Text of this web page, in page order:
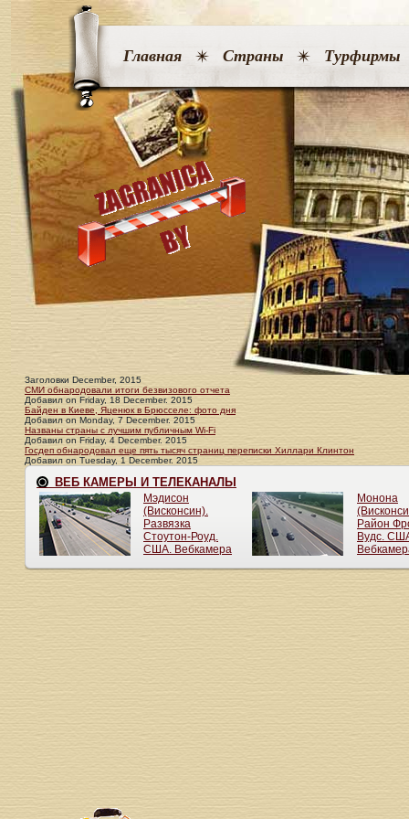
Главная Страны Турфирмы
Заголовки December, 2015
СМИ обнародовали итоги безвизового отчета
Добавил on Friday, 18 December. 2015
Байден в Киеве, Яценюк в Брюсселе: фото дня
Добавил on Monday, 7 December. 2015
Названы страны с лучшим публичным Wi-Fi
Добавил on Friday, 4 December. 2015
Госдеп обнародовал еще пять тысяч страниц переписки Хиллари Клинтон
Добавил on Tuesday, 1 December. 2015